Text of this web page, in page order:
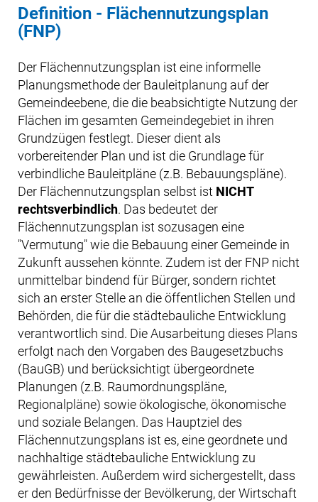
Definition - Flächennutzungsplan
(FNP)
Der Flächennutzungsplan ist eine informelle
Planungsmethode der Bauleitplanung auf der
Gemeindeebene, die die beabsichtigte Nutzung der
Flächen im gesamten Gemeindegebiet in ihren
Grundzügen festlegt. Dieser dient als
vorbereitender Plan und ist die Grundlage für
verbindliche Bauleitpläne (z.B. Bebauungspläne).
Der Flächennutzungsplan selbst ist NICHT
rechtsverbindlich. Das bedeutet der
Flächennutzungsplan ist sozusagen eine
"Vermutung" wie die Bebauung einer Gemeinde in
Zukunft aussehen könnte. Zudem ist der FNP nicht
unmittelbar bindend für Bürger, sondern richtet
sich an erster Stelle an die öffentlichen Stellen und
Behörden, die für die städtebauliche Entwicklung
verantwortlich sind. Die Ausarbeitung dieses Plans
erfolgt nach den Vorgaben des Baugesetzbuchs
(BauGB) und berücksichtigt übergeordnete
Planungen (z.B. Raumordnungspläne,
Regionalpläne) sowie ökologische, ökonomische
und soziale Belangen. Das Hauptziel des
Flächennutzungsplans ist es, eine geordnete und
nachhaltige städtebauliche Entwicklung zu
gewährleisten. Außerdem wird sichergestellt, dass
er den Bedürfnisse der Bevölkerung, der Wirtschaft